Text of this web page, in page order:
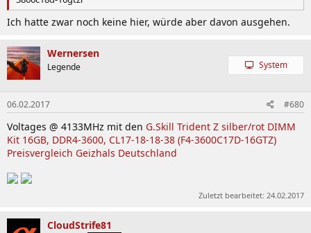
Ich hatte zwar noch keine hier, würde aber davon ausgehen.
Wernersen
Legende System
06.02.2017 #680
Voltages @ 4133MHz mit den G.Skill Trident Z silber/rot DIMM
Kit 16GB, DDR4-3600, CL17-18-18-38 (F4-3600C17D-16GTZ)
Preisvergleich Geizhals Deutschland
Zuletzt bearbeitet: 24.02.2017
CloudStrife81